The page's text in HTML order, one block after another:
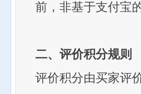
前，非基于支付宝
二、评价积分规则
评价积分由买家评